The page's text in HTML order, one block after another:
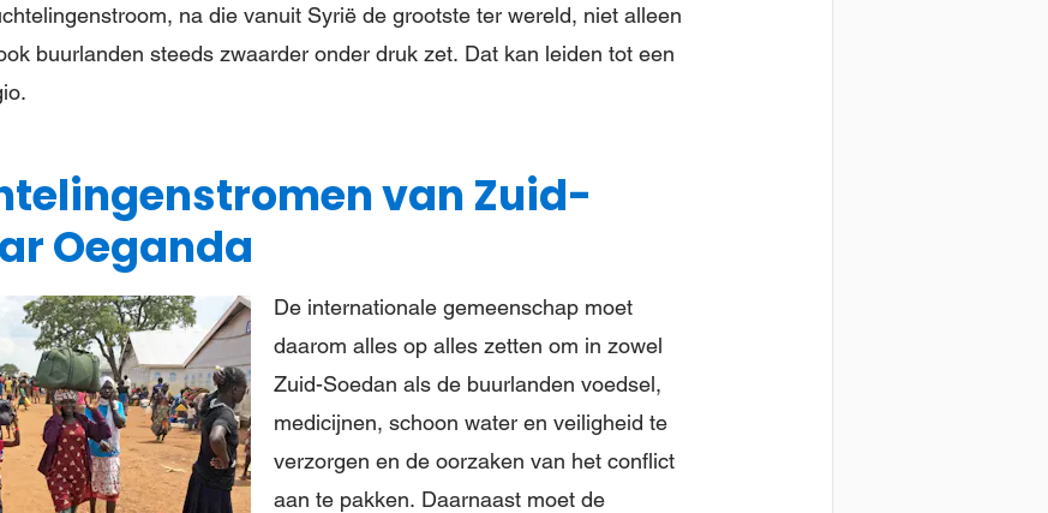
na die vanuit Syrië de grootste ter wereld, niet alleen
buurlanden steeds zwaarder onder druk zet. Dat kan leiden tot een
van Zuid-
Oeganda
De internationale gemeenschap moet
daarom alles op alles zetten om in zowel
Zuid-Soedan als de buurlanden voedsel,
medicijnen, schoon water en veiligheid te
verzorgen en de oorzaken van het conflict
aan te pakken. Daarnaast moet de